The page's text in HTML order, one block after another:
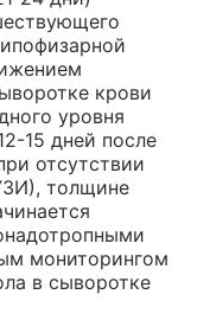
крови
уровня
15 дней после
отсутствии
толщине
мониторингом
в сыворотке